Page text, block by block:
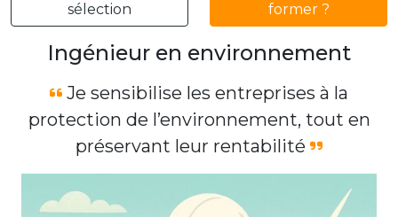
sélection
former ?
Ingénieur en environnement
Je sensibilise les entreprises à la
protection de l’environnement, tout en
préservant leur rentabilité